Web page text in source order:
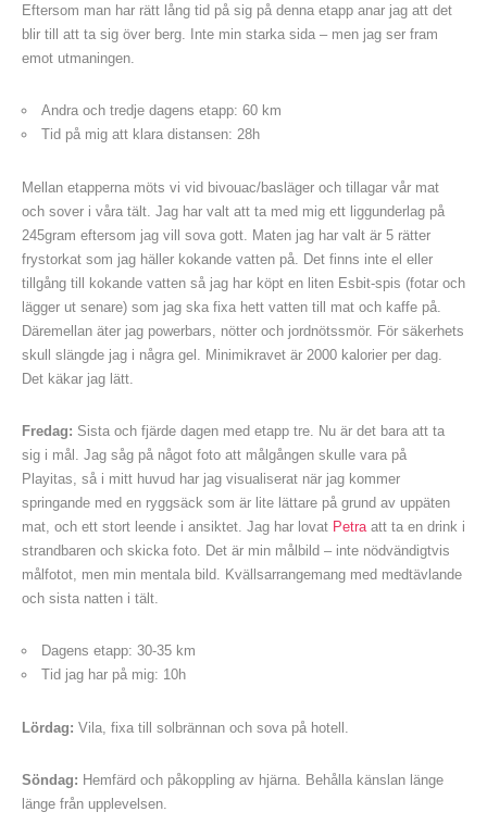
Eftersom man har rätt lång tid på sig på denna etapp anar jag att det
blir till att ta sig över berg. Inte min starka sida – men jag ser fram
emot utmaningen.
Andra och tredje dagens etapp: 60 km
Tid på mig att klara distansen: 28h
Mellan etapperna möts vi vid bivouac/basläger och tillagar vår mat
och sover i våra tält. Jag har valt att ta med mig ett liggunderlag på
245gram eftersom jag vill sova gott. Maten jag har valt är 5 rätter
frystorkat som jag häller kokande vatten på. Det finns inte el eller
tillgång till kokande vatten så jag har köpt en liten Esbit-spis (fotar och
lägger ut senare) som jag ska fixa hett vatten till mat och kaffe på.
Däremellan äter jag powerbars, nötter och jordnötssmör. För säkerhets
skull slängde jag i några gel. Minimikravet är 2000 kalorier per dag.
Det käkar jag lätt.
Fredag: Sista och fjärde dagen med etapp tre. Nu är det bara att ta
sig i mål. Jag såg på något foto att målgången skulle vara på
Playitas, så i mitt huvud har jag visualiserat när jag kommer
springande med en ryggsäck som är lite lättare på grund av uppäten
mat, och ett stort leende i ansiktet. Jag har lovat Petra att ta en drink i
strandbaren och skicka foto. Det är min målbild – inte nödvändigtvis
målfotot, men min mentala bild. Kvällsarrangemang med medtävlande
och sista natten i tält.
Dagens etapp: 30-35 km
Tid jag har på mig: 10h
Lördag: Vila, fixa till solbrännan och sova på hotell.
Söndag: Hemfärd och påkoppling av hjärna. Behålla känslan länge
länge från upplevelsen.